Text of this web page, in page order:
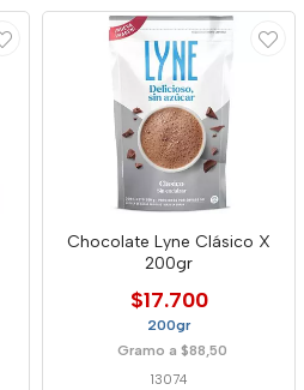
Chocolate Lyne Clásico X
200gr
$17.700
200gr
Gramo a $88,50
13074